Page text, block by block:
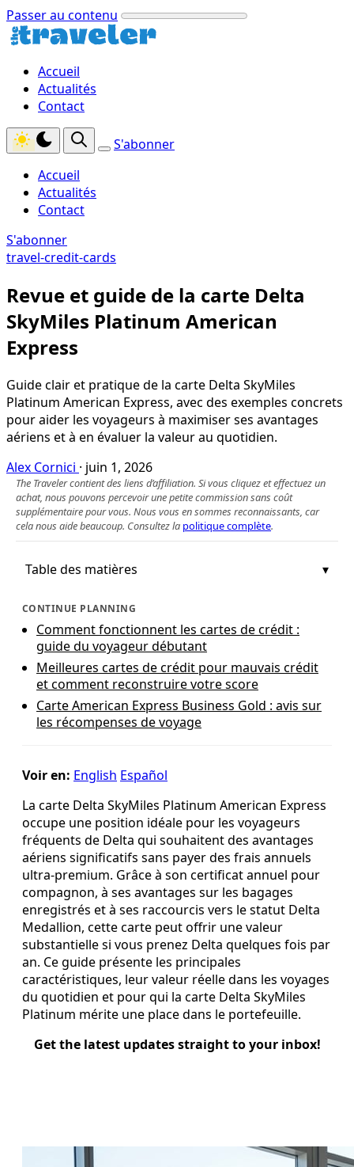
Passer au contenu
Accueil
Actualités
Contact
S'abonner
Accueil
Actualités
Contact
S'abonner
travel-credit-cards
Revue et guide de la carte Delta
SkyMiles Platinum American
Express
Guide clair et pratique de la carte Delta SkyMiles
Platinum American Express, avec des exemples concrets
pour aider les voyageurs à maximiser ses avantages
aériens et à en évaluer la valeur au quotidien.
Alex Cornici · juin 1, 2026
The Traveler contient des liens d’affiliation. Si vous cliquez et effectuez un
achat, nous pouvons percevoir une petite commission sans coût
supplémentaire pour vous. Nous vous en sommes reconnaissants, car
cela nous aide beaucoup. Consultez la politique complète.
Table des matières
CONTINUE PLANNING
Comment fonctionnent les cartes de crédit :
guide du voyageur débutant
Meilleures cartes de crédit pour mauvais crédit
et comment reconstruire votre score
Carte American Express Business Gold : avis sur
les récompenses de voyage
Voir en: English Español
La carte Delta SkyMiles Platinum American Express
occupe une position idéale pour les voyageurs
fréquents de Delta qui souhaitent des avantages
aériens significatifs sans payer des frais annuels
ultra‑premium. Grâce à son certificat annuel pour
compagnon, à ses avantages sur les bagages
enregistrés et à ses raccourcis vers le statut Delta
Medallion, cette carte peut offrir une valeur
substantielle si vous prenez Delta quelques fois par
an. Ce guide présente les principales
caractéristiques, leur valeur réelle dans les voyages
du quotidien et pour qui la carte Delta SkyMiles
Platinum mérite une place dans le portefeuille.
Get the latest updates straight to your inbox!